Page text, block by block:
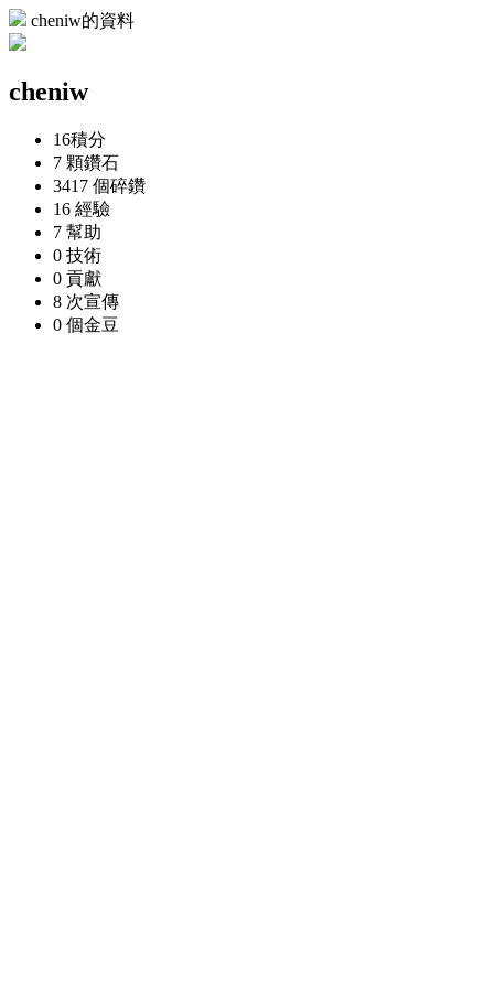
cheniw的資料
cheniw
16積分
7 顆鑽石
3417 個碎鑽
16 經驗
7 幫助
0 技術
0 貢獻
8 次宣傳
0 個金豆